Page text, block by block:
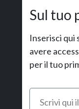
Sul tuo
Inserisci qui
avere
per il tuo